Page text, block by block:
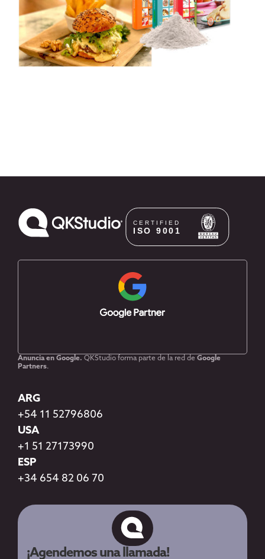
Anuncia en Google. QKStudio forma parte de la red de Google
Partners.
ARG
+54 11 52796806
USA
+1 51 27173990
ESP
+34 654 82 06 70
¡Agendemos una llamada!